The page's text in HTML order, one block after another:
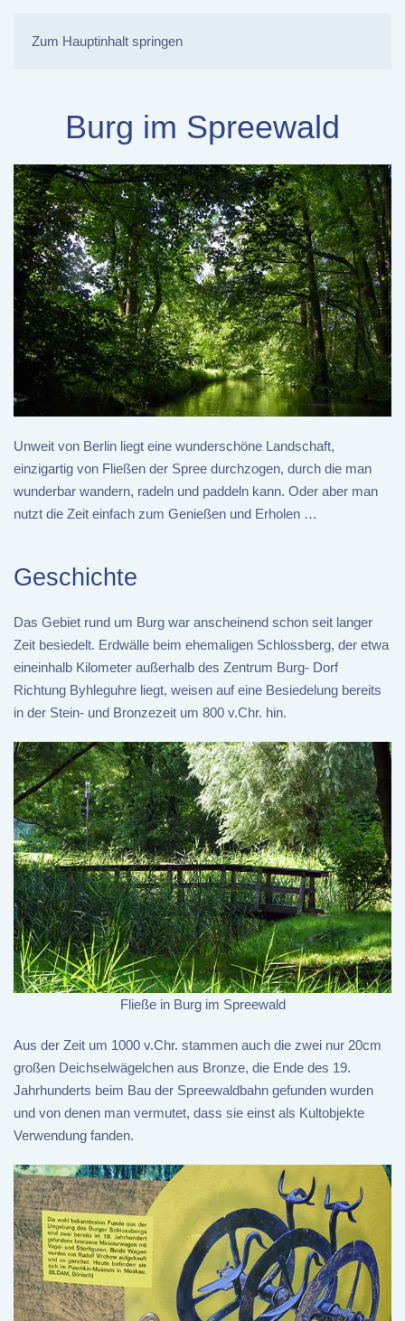
Zum Hauptinhalt springen
Burg im Spreewald
Unweit von Berlin liegt eine wunderschöne Landschaft,
einzigartig von Fließen der Spree durchzogen, durch die man
wunderbar wandern, radeln und paddeln kann. Oder aber man
nutzt die Zeit einfach zum Genießen und Erholen …
Geschichte
Das Gebiet rund um Burg war anscheinend schon seit langer
Zeit besiedelt. Erdwälle beim ehemaligen Schlossberg, der etwa
eineinhalb Kilometer außerhalb des Zentrum Burg- Dorf
Richtung Byhleguhre liegt, weisen auf eine Besiedelung bereits
in der Stein- und Bronzezeit um 800 v.Chr. hin.
Fließe in Burg im Spreewald
Aus der Zeit um 1000 v.Chr. stammen auch die zwei nur 20cm
großen Deichselwägelchen aus Bronze, die Ende des 19.
Jahrhunderts beim Bau der Spreewaldbahn gefunden wurden
und von denen man vermutet, dass sie einst als Kultobjekte
Verwendung fanden.